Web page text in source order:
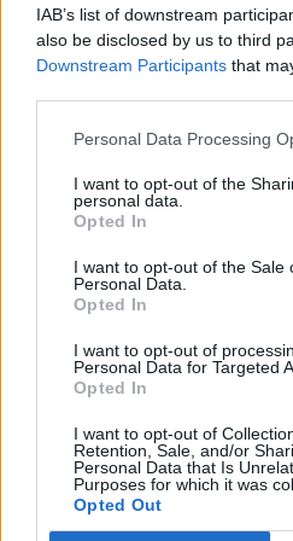
IAB’s list of downstream
also be disclosed by us to third
Downstream Participants that
Personal Data Processing
I want to opt-out of the
personal data.
Opted In
I want to opt-out of the Sale
Personal Data.
Opted In
I want to opt-out of
Personal Data for Targeted
Opted In
I want to opt-out of
Retention, Sale, and/or
Personal Data that Is
Purposes for which it was
Opted Out
Vaizdai iš tragiškos avarijos
vaiko gyvybių išgelbėti
32 laipsnių šilumos
Žinios
V. Zalužno pasisakymą laiko
Ukrainos politikoje: jis yra
Laidos | Nauja diena
Sinoptikai atsakė, kokiais
savaitę: karščiai atsitrauks